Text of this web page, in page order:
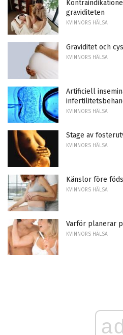
graviditeten
KVINNORS HÄLSA
Graviditet och
KVINNORS HÄLSA
Artificiell
KVINNORS HÄLSA
Stage av
KVINNORS HÄLSA
Känslor före
KVINNORS HÄLSA
Varför planerar
KVINNORS HÄLSA